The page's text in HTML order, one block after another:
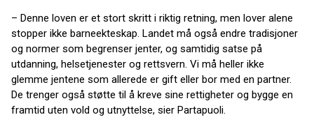
– Denne loven er et stort skritt i riktig retning, men lover alene
stopper ikke barneekteskap. Landet må også endre tradisjoner
og normer som begrenser jenter, og samtidig satse på
utdanning, helsetjenester og rettsvern. Vi må heller ikke
glemme jentene som allerede er gift eller bor med en partner.
De trenger også støtte til å kreve sine rettigheter og bygge en
framtid uten vold og utnyttelse, sier Partapuoli.